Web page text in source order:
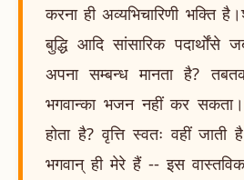
करना ही अव्यभिचारिणी भक्ति
बुद्धि आदि सांसारिक पदार्थोंसे
अपना सम्बन्ध मानता है?
भगवान्का भजन नहीं कर
होता है? वृत्ति स्वतः वहीं
भगवान् ही मेरे हैं -- इस